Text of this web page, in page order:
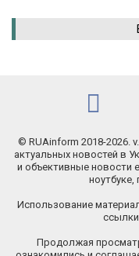
© RUAinform 2018-2026.
актуальных новостей в
и объективные новости
Использование
Продолжая